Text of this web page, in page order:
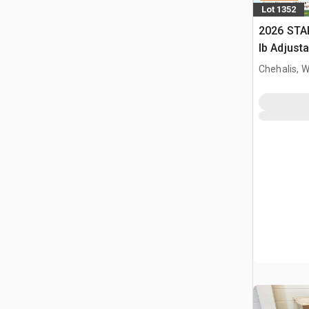
Lot 1352
2026
lb
Gantry
Chehalis,